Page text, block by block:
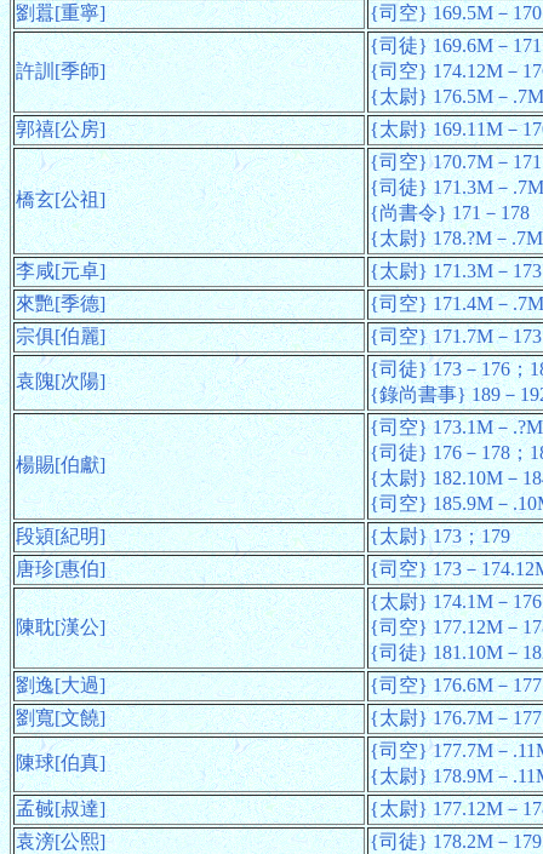
劉囂[重寧]
{司空} 169.5M－
許訓[季師]
{司徒} 169.6M－
{司空} 174.12M－
{太尉} 176.5M－.7M
郭禧[公房]
{太尉} 169.11M－
橋玄[公祖]
{司空} 170.7M－
{司徒} 171.3M－.7M
{尚書令} 171－178
{太尉} 178.?M－.7M
李咸[元卓]
{太尉} 171.3M－
來艷[季德]
{司空} 171.4M－
宗俱[伯麗]
{司空} 171.7M－
袁隗[次陽]
{司徒} 173－176；
{錄尚書事} 189－
楊賜[伯獻]
{司空} 173.1M－.?M
{司徒} 176－178；
{太尉} 182.10M－
{司空} 185.9M－
段熲[紀明]
{太尉} 173；179
唐珍[惠伯]
{司空} 173－
陳耽[漢公]
{太尉} 174.1M－
{司空} 177.12M－
{司徒} 181.10M－
劉逸[大過]
{司空} 176.6M－
劉寬[文饒]
{太尉} 176.7M－
陳球[伯真]
{司空} 177.7M－
{太尉} 178.9M－
孟戫[叔達]
{太尉} 177.12M－
袁滂[公熙]
{司徒} 178.2M－179